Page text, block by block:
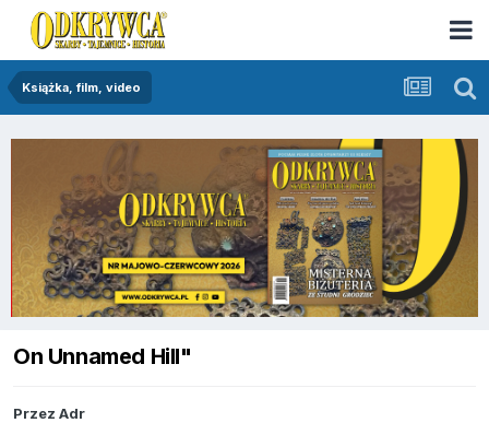
Książka, film, video
On Unnamed Hill"
Przez Adr